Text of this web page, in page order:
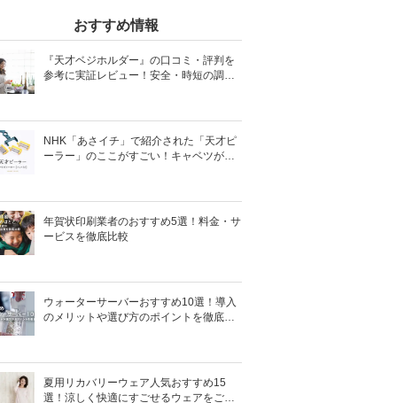
おすすめ情報
『天才ベジホルダー』の口コミ・評判を
参考に実証レビュー！安全・時短の調理
NHK「あさイチ」で紹介された「天才ピ
ーラー」のここがすごい！キャベツがほ
年賀状印刷業者のおすすめ5選！料金・サ
ービスを徹底比較
ウォーターサーバーおすすめ10選！導入
のメリットや選び方のポイントを徹底解
夏用リカバリーウェア人気おすすめ15
選！涼しく快適にすごせるウェアをご紹